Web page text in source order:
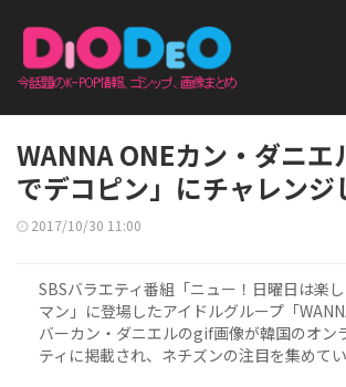
WANNA ONEカン・ダニエ
でデコピン」にチャレン
2017/10/30 11:00
SBSバラエティ番組「ニュー！日曜日は楽
マン」に登場したアイドルグループ「
バーカン・ダニエルのgif画像が韓国のオン
ティに掲載され、ネチズンの注目を集めてい